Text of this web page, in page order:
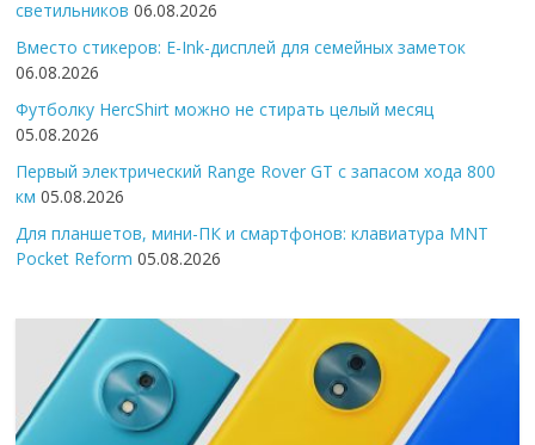
светильников 06.08.2026
Вместо стикеров: E-Ink-дисплей для семейных заметок
06.08.2026
Футболку HercShirt можно не стирать целый месяц
05.08.2026
Первый электрический Range Rover GT с запасом хода 800
км 05.08.2026
Для планшетов, мини-ПК и смартфонов: клавиатура MNT
Pocket Reform 05.08.2026